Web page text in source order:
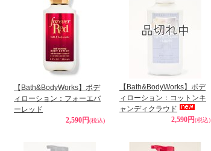
【Bath&BodyWorks】ボデ
ィローション：フォーエバ
ーレッド
2,590円(税込)
【Bath&BodyWorks】ボデ
ィローション：コットンキ
ャンディクラウド
2,590円(税込)